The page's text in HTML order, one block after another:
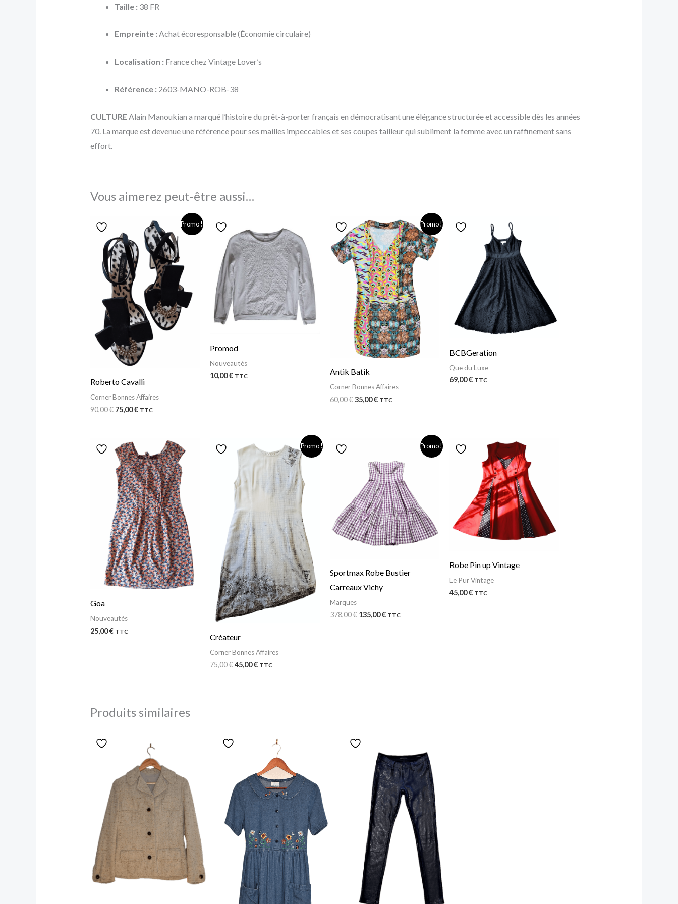
Taille : 38 FR
Empreinte : Achat écoresponsable (Économie circulaire)
Localisation : France chez Vintage Lover’s
Référence : 2603-MANO-ROB-38
CULTUREAlain Manoukian a marqué l’histoire du prêt-à-porter français en démocratisant une élégance structurée et accessible dès les années
70. La marque est devenue une référence pour ses mailles impeccables et ses coupes tailleur qui subliment la femme avec un raffinement sans
effort.
Vous aimerez peut-être aussi…
Promo !
Roberto Cavalli
Corner Bonnes Affaires
90,00€
initial
était :
90,00 €.
75,00€
prix
actuel
est :
75,00 €.
TTC
Promod
Nouveautés
10,00€ TTC
Promo !
Antik Batik
Corner Bonnes Affaires
60,00€
prix
initial
était :
60,00 €.
35,00€
prix
actuel
est :
35,00 €.
TTC
BCBGeration
Que du Luxe
69,00€ TTC
Goa
Nouveautés
25,00€ TTC
Promo !
Créateur
Corner Bonnes Affaires
75,00€
prix
initial
était :
75,00 €.
45,00€
prix
actuel
est :
45,00 €.
TTC
Promo !
Sportmax Robe Bustier
Carreaux Vichy
Marques
378,00€
initial
était :
378,00 €.
135,00€
actuel
est :
135,00 €.
TTC
Robe Pin up Vintage
Le Pur Vintage
45,00€ TTC
Produits similaires